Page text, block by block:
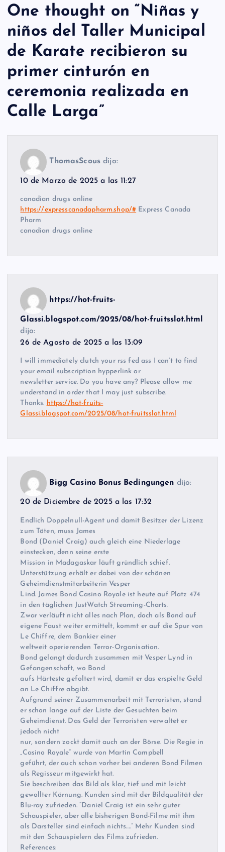
One thought on “Niñas y
niños del Taller Municipal
de Karate recibieron su
primer cinturón en
ceremonia realizada en
Calle Larga”
ThomasScous dijo:
10 de Marzo de 2025 a las 11:27
canadian drugs online
https://expresscanadapharm.shop/# Express Canada
Pharm
canadian drugs online
https://hot-fruits-
Glassi.blogspot.com/2025/08/hot-fruitsslot.html
dijo:
26 de Agosto de 2025 a las 13:09
I will immediately clutch your rss fed ass I can’t to find
your email subscription hypperlink or
newsletter service. Do you have any? Please allow me
understand in order that I may just subscribe.
Thanks. https://hot-fruits-
Glassi.blogspot.com/2025/08/hot-fruitsslot.html
Bigg Casino Bonus Bedingungen dijo:
20 de Diciembre de 2025 a las 17:32
Endlich Doppelnull-Agent und damit Besitzer der Lizenz
zum Töten, muss James
Bond (Daniel Craig) auch gleich eine Niederlage
einstecken, denn seine erste
Mission in Madagaskar läuft gründlich schief.
Unterstützung erhält er dabei von der schönen
Geheimdienstmitarbeiterin Vesper
Lind. James Bond Casino Royale ist heute auf Platz 474
in den täglichen JustWatch Streaming-Charts.
Zwar verläuft nicht alles nach Plan, doch als Bond auf
eigene Faust weiter ermittelt, kommt er auf die Spur von
Le Chiffre, dem Bankier einer
weltweit operierenden Terror-Organisation.
Bond gelangt dadurch zusammen mit Vesper Lynd in
Gefangenschaft, wo Bond
aufs Härteste gefoltert wird, damit er das erspielte Geld
an Le Chiffre abgibt.
Aufgrund seiner Zusammenarbeit mit Terroristen, stand
er schon lange auf der Liste der Gesuchten beim
Geheimdienst. Das Geld der Terroristen verwaltet er
jedoch nicht
nur, sondern zockt damit auch an der Börse. Die Regie in
„Casino Royale“ wurde von Martin Campbell
geführt, der auch schon vorher bei anderen Bond Filmen
als Regisseur mitgewirkt hat.
Sie beschreiben das Bild als klar, tief und mit leicht
gewollter Körnung. Kunden sind mit der Bildqualität der
Blu-ray zufrieden. “Daniel Craig ist ein sehr guter
Schauspieler, aber alle bisherigen Bond-Filme mit ihm
als Darsteller sind einfach nichts….” Mehr Kunden sind
mit den Schauspielern des Films zufrieden.
References: